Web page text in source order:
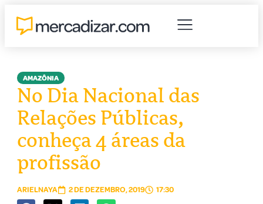
AMAZÔNIA
No Dia Nacional das
Relações Públicas,
conheça 4 áreas da
profissão
ARIELNAYA 2 DE DEZEMBRO, 2019 17:30